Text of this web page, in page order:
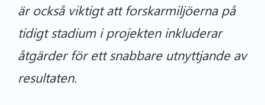
är också viktigt att forskarmiljöerna på
tidigt stadium i projekten inkluderar
åtgärder för ett snabbare utnyttjande av
resultaten.